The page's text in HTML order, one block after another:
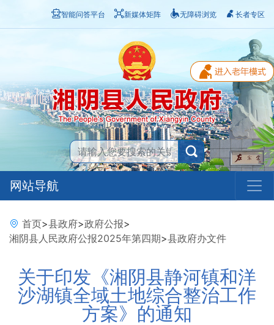
智能问答平台 新媒体矩阵 无障碍浏览 长者专区
网站导航
首页>县政府>政府公报>
湘阴县人民政府公报2025年第四期>县政府办文件
关于印发《湘阴县静河镇和洋
沙湖镇全域土地综合整治工作
方案》的通知